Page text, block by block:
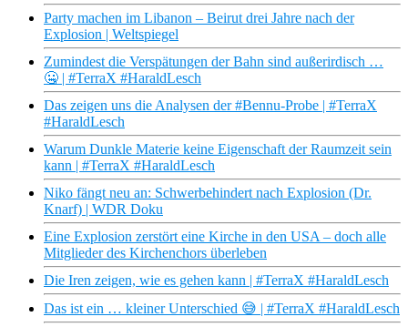
Party machen im Libanon – Beirut drei Jahre nach der
Explosion | Weltspiegel
Zumindest die Verspätungen der Bahn sind außerirdisch …
🤐 | #TerraX #HaraldLesch
Das zeigen uns die Analysen der #Bennu-Probe | #TerraX
#HaraldLesch
Warum Dunkle Materie keine Eigenschaft der Raumzeit sein
kann | #TerraX #HaraldLesch
Niko fängt neu an: Schwerbehindert nach Explosion (Dr.
Knarf) | WDR Doku
Eine Explosion zerstört eine Kirche in den USA – doch alle
Mitglieder des Kirchenchors überleben
Die Iren zeigen, wie es gehen kann | #TerraX #HaraldLesch
Das ist ein … kleiner Unterschied 😅 | #TerraX #HaraldLesch